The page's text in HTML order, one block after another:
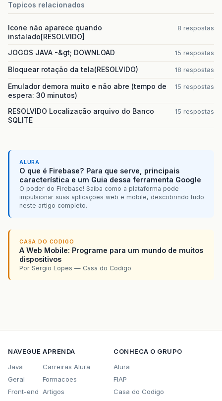
Topicos relacionados
Icone não aparece quando
instalado[RESOLVIDO]
8 respostas
JOGOS JAVA -&gt; DOWNLOAD 15 respostas
Bloquear rotação da tela(RESOLVIDO) 18 respostas
Emulador demora muito e não abre (tempo de
espera: 30 minutos)
15 respostas
RESOLVIDO Localização arquivo do Banco
SQLITE
15 respostas
ALURA
O que é Firebase? Para que serve, principais
característica e um Guia dessa ferramenta Google
O poder do Firebase! Saiba como a plataforma pode
impulsionar suas aplicações web e mobile, descobrindo tudo
neste artigo completo.
CASA DO CODIGO
A Web Mobile: Programe para um mundo de muitos
dispositivos
Por Sergio Lopes — Casa do Codigo
NAVEGUE
Java
Geral
Front-end
APRENDA
Carreiras Alura
Formacoes
Artigos
CONHECA O GRUPO
Alura
FIAP
Casa do Codigo